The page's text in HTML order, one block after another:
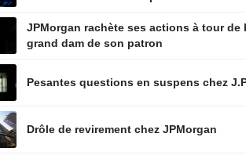
JPMorgan rachète ses actions à tour de
grand dam de son patron
Pesantes questions en suspens chez
Drôle de revirement chez JPMorgan